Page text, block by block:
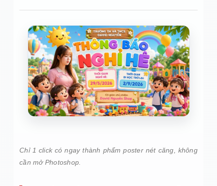
Chỉ 1 click có ngay thành phẩm poster nét căng, không
cần mở Photoshop.